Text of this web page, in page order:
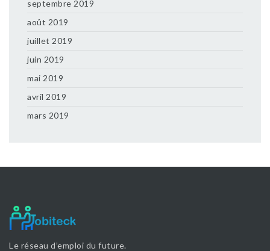
septembre 2019
août 2019
juillet 2019
juin 2019
mai 2019
avril 2019
mars 2019
Le réseau d’emploi du future.